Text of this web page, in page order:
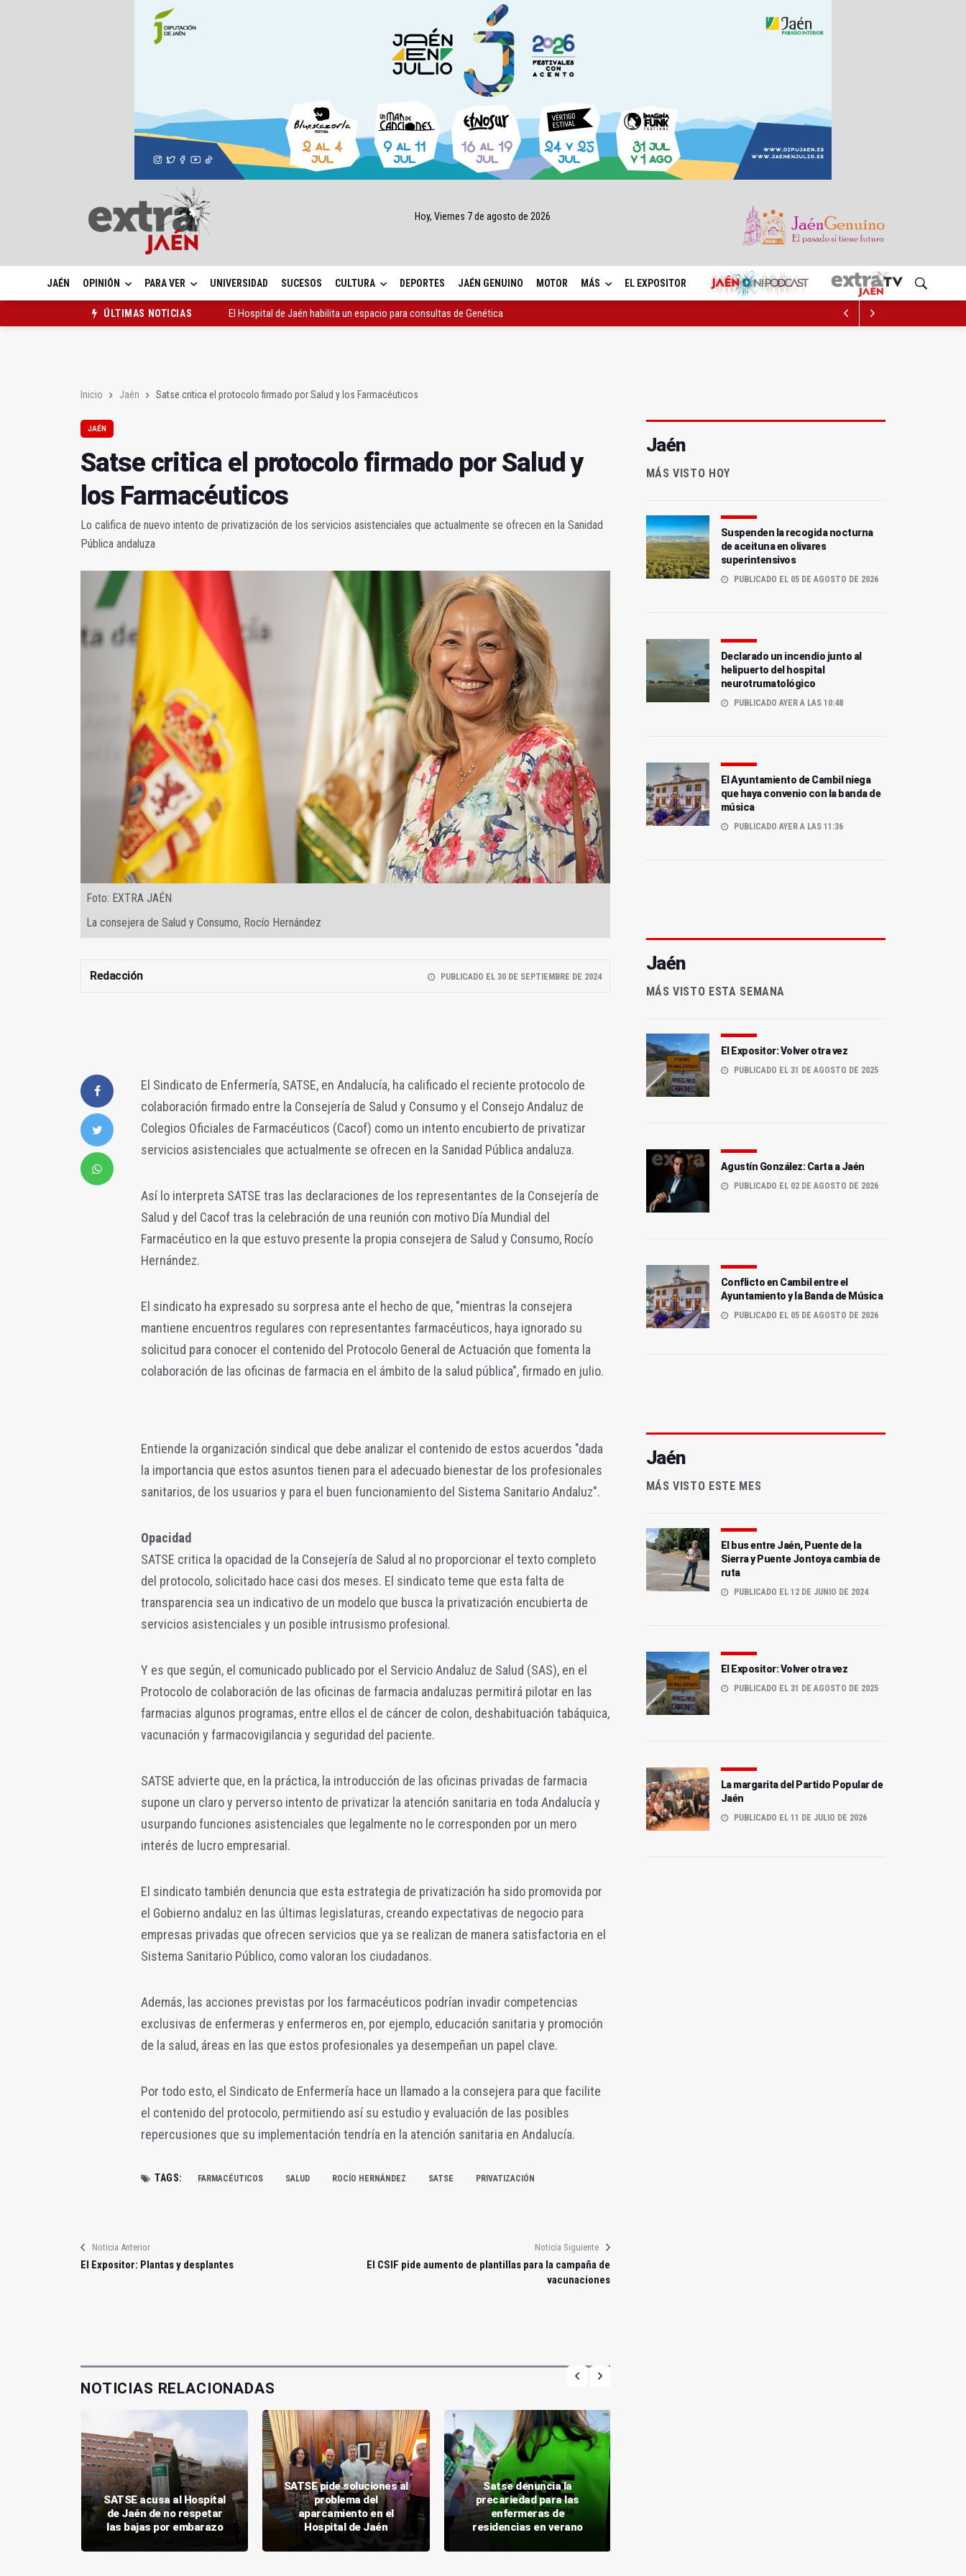
Hoy, Viernes 7 de agosto de 2026
JAÉN OPINIÓN PARA VER UNIVERSIDAD SUCESOS CULTURA DEPORTES JAÉN GENUINO MOTOR MÁS EL EXPOSITOR
ÚLTIMAS NOTICIAS
Turjaén exige rectificar al alcalde de Sevilla por "menospreciar" a Jaén
Inicio Jaén Satse critica el protocolo firmado por Salud y los Farmacéuticos
JAÉN
Satse critica el protocolo firmado por Salud y
los Farmacéuticos
Lo califica de nuevo intento de privatización de los servicios asistenciales que actualmente se ofrecen en la Sanidad
Pública andaluza
Foto: EXTRA JAÉN
La consejera de Salud y Consumo, Rocío Hernández
Redacción PUBLICADO EL 30 DE SEPTIEMBRE DE 2024
El Sindicato de Enfermería, SATSE, en Andalucía, ha calificado el reciente protocolo de
colaboración firmado entre la Consejería de Salud y Consumo y el Consejo Andaluz de
Colegios Oficiales de Farmacéuticos (Cacof) como un intento encubierto de privatizar
servicios asistenciales que actualmente se ofrecen en la Sanidad Pública andaluza.
Así lo interpreta SATSE tras las declaraciones de los representantes de la Consejería de
Salud y del Cacof tras la celebración de una reunión con motivo Día Mundial del
Farmacéutico en la que estuvo presente la propia consejera de Salud y Consumo, Rocío
Hernández.
El sindicato ha expresado su sorpresa ante el hecho de que, "mientras la consejera
mantiene encuentros regulares con representantes farmacéuticos, haya ignorado su
solicitud para conocer el contenido del Protocolo General de Actuación que fomenta la
colaboración de las oficinas de farmacia en el ámbito de la salud pública", firmado en julio.
Entiende la organización sindical que debe analizar el contenido de estos acuerdos "dada
la importancia que estos asuntos tienen para el adecuado bienestar de los profesionales
sanitarios, de los usuarios y para el buen funcionamiento del Sistema Sanitario Andaluz".
Opacidad
SATSE critica la opacidad de la Consejería de Salud al no proporcionar el texto completo
del protocolo, solicitado hace casi dos meses. El sindicato teme que esta falta de
transparencia sea un indicativo de un modelo que busca la privatización encubierta de
servicios asistenciales y un posible intrusismo profesional.
Y es que según, el comunicado publicado por el Servicio Andaluz de Salud (SAS), en el
Protocolo de colaboración de las oficinas de farmacia andaluzas permitirá pilotar en las
farmacias algunos programas, entre ellos el de cáncer de colon, deshabituación tabáquica,
vacunación y farmacovigilancia y seguridad del paciente.
SATSE advierte que, en la práctica, la introducción de las oficinas privadas de farmacia
supone un claro y perverso intento de privatizar la atención sanitaria en toda Andalucía y
usurpando funciones asistenciales que legalmente no le corresponden por un mero
interés de lucro empresarial.
El sindicato también denuncia que esta estrategia de privatización ha sido promovida por
el Gobierno andaluz en las últimas legislaturas, creando expectativas de negocio para
empresas privadas que ofrecen servicios que ya se realizan de manera satisfactoria en el
Sistema Sanitario Público, como valoran los ciudadanos.
Además, las acciones previstas por los farmacéuticos podrían invadir competencias
exclusivas de enfermeras y enfermeros en, por ejemplo, educación sanitaria y promoción
de la salud, áreas en las que estos profesionales ya desempeñan un papel clave.
Por todo esto, el Sindicato de Enfermería hace un llamado a la consejera para que facilite
el contenido del protocolo, permitiendo así su estudio y evaluación de las posibles
repercusiones que su implementación tendría en la atención sanitaria en Andalucía.
TAGS: FARMACÉUTICOS SALUD ROCÍO HERNÁNDEZ SATSE PRIVATIZACIÓN
Noticia Anterior
El Expositor: Plantas y desplantes
Noticia Siguiente
El CSIF pide aumento de plantillas para la campaña de
vacunaciones
NOTICIAS RELACIONADAS
SATSE acusa al Hospital
de Jaén de no respetar
las bajas por embarazo
SATSE pide soluciones al
problema del
aparcamiento en el
Hospital de Jaén
Satse denuncia la
precariedad para las
enfermeras de
residencias en verano
Jaén
MÁS VISTO HOY
Suspenden la recogida nocturna
de aceituna en olivares
superintensivos
PUBLICADO EL 05 DE AGOSTO DE 2026
Declarado un incendio junto al
helipuerto del hospital
neurotrumatológico
PUBLICADO AYER A LAS 10:48
El Ayuntamiento de Cambil niega
que haya convenio con la banda de
música
PUBLICADO AYER A LAS 11:36
Jaén
MÁS VISTO ESTA SEMANA
El Expositor: Volver otra vez
PUBLICADO EL 31 DE AGOSTO DE 2025
Agustín González: Carta a Jaén
PUBLICADO EL 02 DE AGOSTO DE 2026
Conflicto en Cambil entre el
Ayuntamiento y la Banda de Música
PUBLICADO EL 05 DE AGOSTO DE 2026
Jaén
MÁS VISTO ESTE MES
El bus entre Jaén, Puente de la
Sierra y Puente Jontoya cambia de
ruta
PUBLICADO EL 12 DE JUNIO DE 2024
El Expositor: Volver otra vez
PUBLICADO EL 31 DE AGOSTO DE 2025
La margarita del Partido Popular de
Jaén
PUBLICADO EL 11 DE JULIO DE 2026